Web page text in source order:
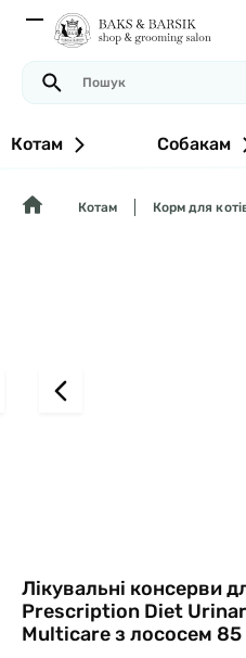
Котам Собакам
Котам Корм для
Лікувальні консерви
Prescription Diet
Multicare з лососем 85